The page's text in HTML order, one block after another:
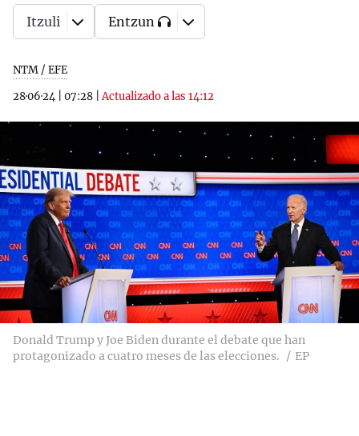
NTM / EFE
28·06·24
07:28 |Actualizado a las 14:12
Itzuli Entzun
Donald Trump y Joe Biden durante el debate que han
protagonizado a cuatro meses de las elecciones.
EP